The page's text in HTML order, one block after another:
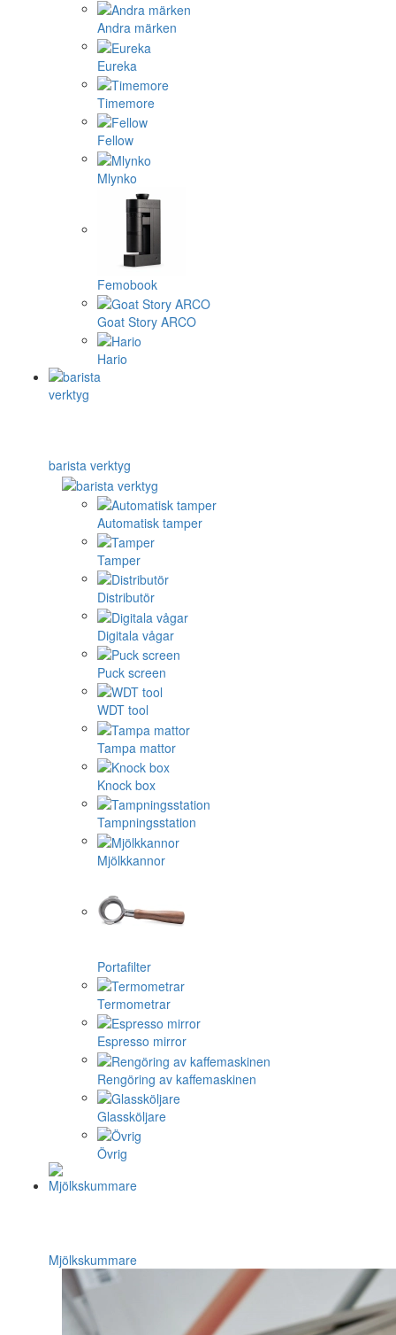
Andra märken
Eureka
Timemore
Fellow
Mlynko
Femobook
Goat Story ARCO
Hario
barista verktyg
Automatisk tamper
Tamper
Distributör
Digitala vågar
Puck screen
WDT tool
Tampa mattor
Knock box
Tampningsstation
Mjölkkannor
Portafilter
Termometrar
Espresso mirror
Rengöring av kaffemaskinen
Glassköljare
Övrig
Mjölkskummare